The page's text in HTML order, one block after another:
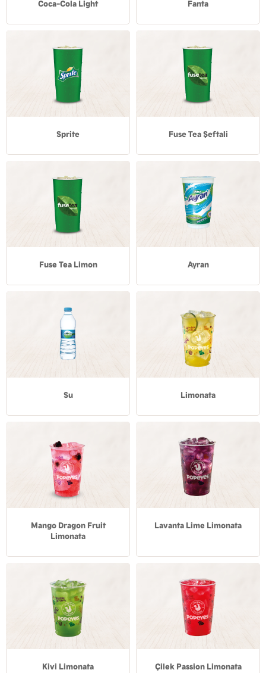
Coca-Cola Light Fanta
Sprite Fuse Tea Şeftali
Fuse Tea Limon Ayran
Su Limonata
Mango Dragon Fruit
Limonata
Lavanta Lime Limonata
Kivi Limonata Çilek Passion Limonata